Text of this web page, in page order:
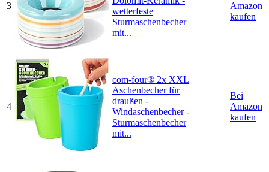
3
wetterfeste
Sturmaschenbecher
mit...
Amazon
kaufen
4
com-four® 2x XXL
Aschenbecher für
draußen -
Windaschenbecher -
Sturmaschenbecher
mit...
Bei
Amazon
kaufen